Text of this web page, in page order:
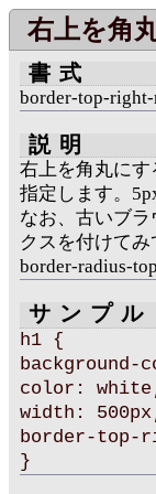
右上を角
書式
border-top-
説明
右上を角丸に
指定します。
なお、古いブ
クスを付けて
border-radius-
サンプル
h1 {
color:
width:
border-top-
}